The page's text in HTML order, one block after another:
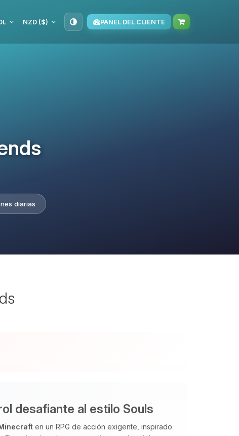
NZD ($) PANEL DEL CLIENTE
diarias
desafiante al estilo Souls
en un RPG de acción exigente, inspirado